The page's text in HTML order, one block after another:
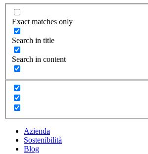
Exact matches only
Search in title
Search in content
Azienda
Sostenibilità
Blog